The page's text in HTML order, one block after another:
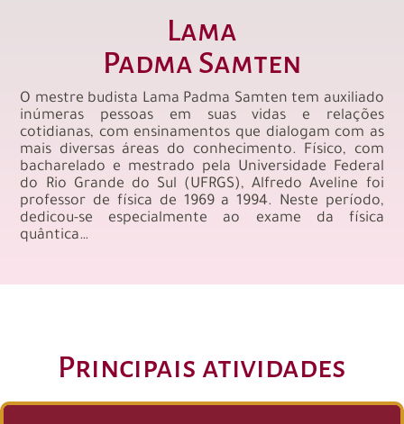
Lama
Padma Samten
O mestre budista Lama Padma Samten tem auxiliado
inúmeras pessoas em suas vidas e relações
cotidianas, com ensinamentos que dialogam com as
mais diversas áreas do conhecimento. Físico, com
bacharelado e mestrado pela Universidade Federal
do Rio Grande do Sul (UFRGS), Alfredo Aveline foi
professor de física de 1969 a 1994. Neste período,
dedicou-se especialmente ao exame da física
quântica…
Principais atividades